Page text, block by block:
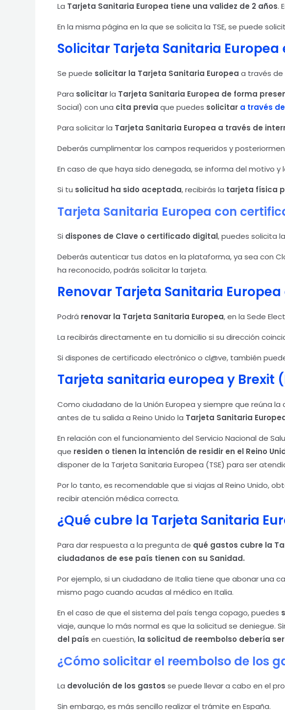
La Tarjeta Sanitaria Europea tiene una validez de 2 años.
En la misma página en la que se solicita la TSE, se puede
Solicitar Tarjeta Sanitaria Europea
Se puede solicitar la Tarjeta Sanitaria Europea a través de
Para solicitarla Tarjeta Sanitaria Europea de forma
Social) con una cita previa que puedes solicitar a través
Para solicitar la Tarjeta Sanitaria Europea a través de
Deberás cumplimentar los campos requeridos y
En caso de que haya sido denegada, se informa del motivo y
Si tu solicitud ha sido aceptada, recibirás la tarjeta física
Tarjeta Sanitaria Europea con
Si dispones de Clave o certificado digital, puedes solicita la
Deberás autenticar tus datos en la plataforma, ya sea con
ha reconocido, podrás solicitar la tarjeta.
Renovar Tarjeta Sanitaria Europea
Podrá renovar la Tarjeta Sanitaria Europea, en la Sede
La recibirás directamente en tu domicilio si su dirección
Si dispones de certificado electrónico o cl@ve, también
Tarjeta sanitaria europea y Brexit
Como ciudadano de la Unión Europea y siempre que reúna
antes de tu salida a Reino Unido la Tarjeta Sanitaria
En relación con el funcionamiento del Servicio Nacional de
que residen o tienen la intención de residir en el Reino
disponer de la Tarjeta Sanitaria Europea (TSE) para ser
Por lo tanto, es recomendable que si viajas al Reino Unido,
recibir atención médica correcta.
¿Qué cubre la Tarjeta Sanitaria
Para dar respuesta a la pregunta de qué gastos cubre la
ciudadanos de ese país tienen con su Sanidad.
Por ejemplo, si un ciudadano de Italia tiene que abonar una
mismo pago cuando acudas al médico en Italia.
En el caso de que el sistema del país tenga copago, puedes
viaje, aunque lo más normal es que la solicitud se deniegue.
del país en cuestión, la solicitud de reembolso debería
¿Cómo solicitar el reembolso de los
La devolución de los gastos se puede llevar a cabo en el
Sin embargo, es más sencillo realizar el trámite en España.